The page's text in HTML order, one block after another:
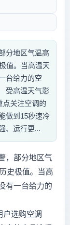
分地区气温高
值。当高温天
台给力的空
高温天气影
点关注空调的
做到15秒速冷
、运行更...
部分地区气
史极值。当高
有一台给力的
选购空调